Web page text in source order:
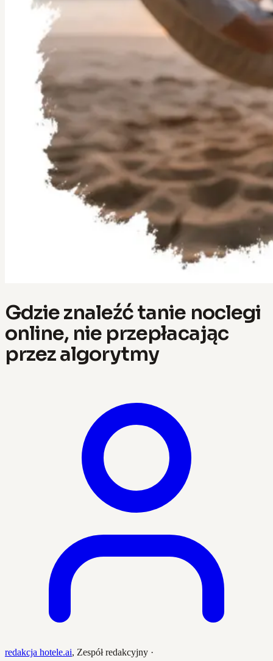
Gdzie znaleźć tanie noclegi
online, nie przepłacając
przez algorytmy
redakcja hotele.ai, Zespół redakcyjny ·